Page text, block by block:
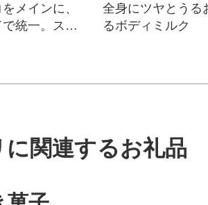
メインに、
統一。スタ
全身にツヤとうる
るボディミルク
に関連するお礼品